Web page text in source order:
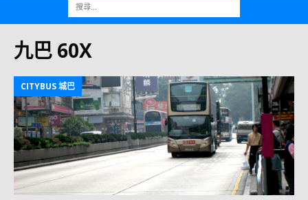
九巴 60X
CITYBUS 城巴